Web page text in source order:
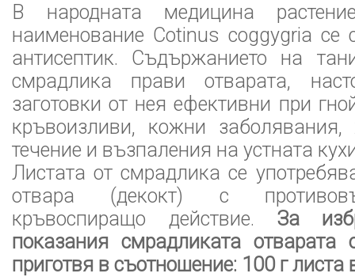
В народната медицина
наименование Cotinus coggygria се
антисептик. Съдържанието на
смрадлика прави отварата,
заготовки от нея ефективни при
кръвоизливи, кожни заболявания,
течение и възпаления на устната
Листата от смрадлика се
отвара (декокт) с
кръвоспиращо действие. За
показания смрадликата отварата
приготвя в съотношение: 100 г листа